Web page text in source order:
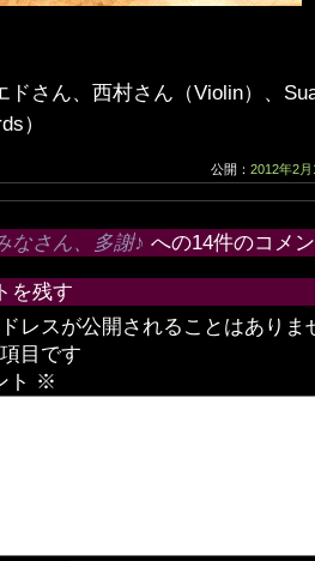
ドさん、西村さん（Violin）、
）
公開： 2012年2月
なさん、多謝♪ への14件のコメ
を残す
レスが公開されることはありま
目です
ト ※